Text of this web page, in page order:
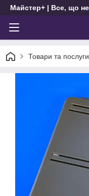
Майстер+ | Все, що
Товари та послуги